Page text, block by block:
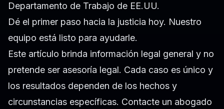
Departamento de Trabajo de EE.UU.
Dé el primer paso hacia la justicia hoy. Nuestro
equipo está listo para ayudarle.
Este artículo brinda información legal general y no
pretende ser asesoría legal. Cada caso es único y
los resultados dependen de los hechos y
circunstancias específicas. Contacte un abogado